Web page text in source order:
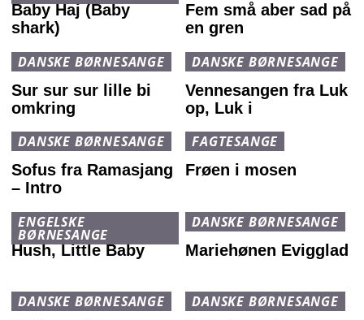
Baby Haj (Baby
shark)
Fem små aber sad på
en gren
DANSKE BØRNESANGE
Sur sur sur lille bi
omkring
DANSKE BØRNESANGE
Vennesangen fra Luk
op, Luk i
DANSKE BØRNESANGE
Sofus fra Ramasjang
– Intro
FAGTESANGE
Frøen i mosen
ENGELSKE
BØRNESANGE
Hush, Little Baby
DANSKE BØRNESANGE
Mariehønen Evigglad
DANSKE BØRNESANGE
DANSKE BØRNESANGE